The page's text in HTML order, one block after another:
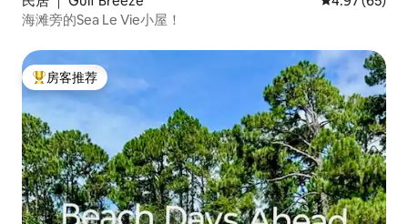
海滩旁的Sea Le Vie小屋！
热门「房客推荐」
房客推荐